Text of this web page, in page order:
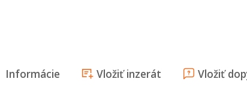
Informácie Vložiť inzerát Vložiť